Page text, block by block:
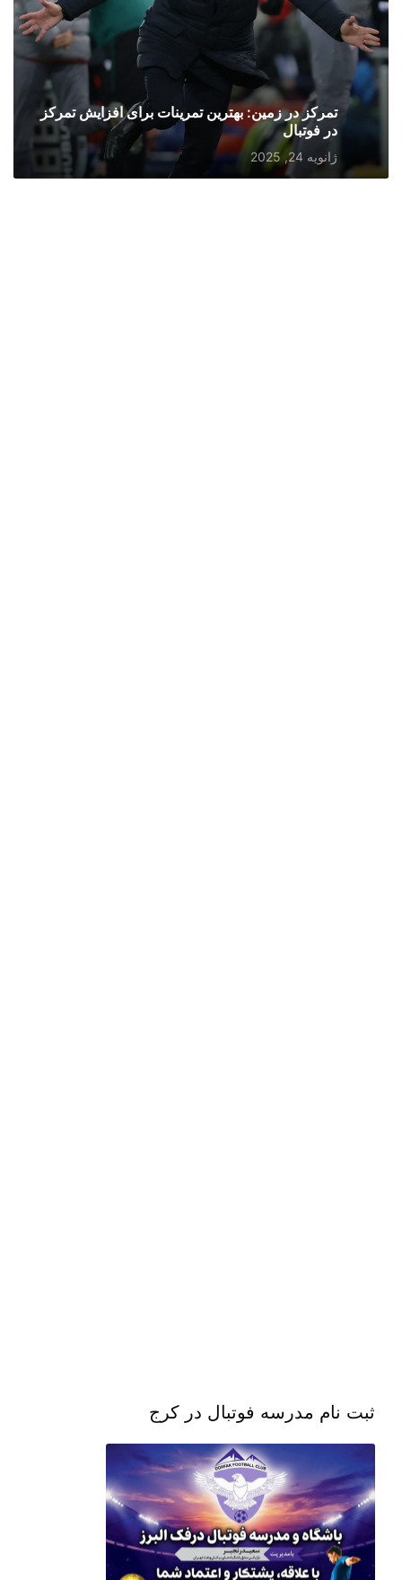
تمرکز در زمین: بهترین تمرینات برای افزایش تمرکز
در فوتبال
ژانویه 24, 2025
ثبت نام مدرسه فوتبال در کرج